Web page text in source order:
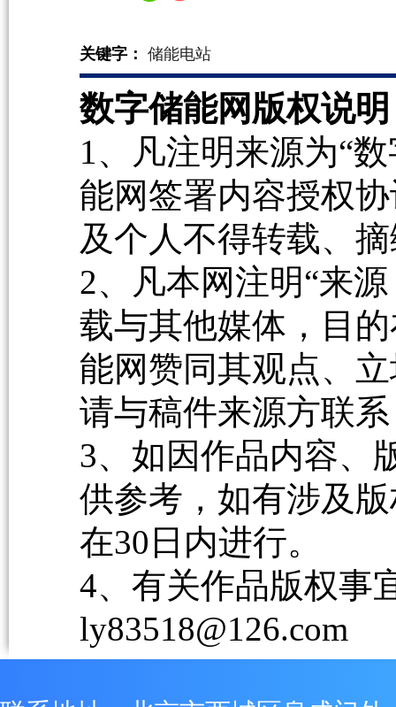
关键字： 储能电站
数字储能网版权说
1、凡注明来源为“
能网签署内容授权
及个人不得转载、
2、凡本网注明“来
载与其他媒体，目
能网赞同其观点、
请与稿件来源方联
3、如因作品内容、
供参考，如有涉及
在30日内进行。
4、有关作品版权事
ly83518@126.com